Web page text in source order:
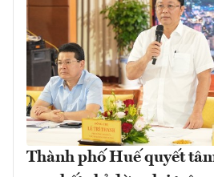
Thành phố Huế quyết